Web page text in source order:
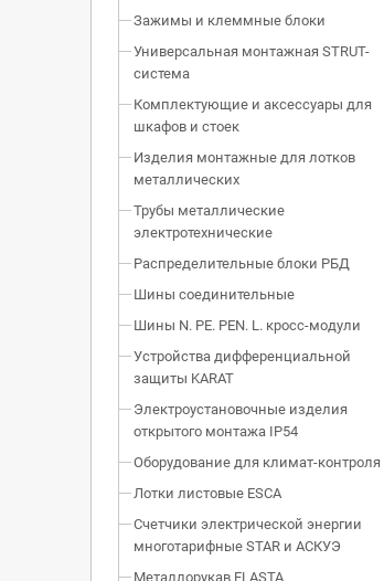
Зажимы и клеммные блоки
Универсальная монтажная STRUT-
система
Комплектующие и аксессуары для
шкафов и стоек
Изделия монтажные для лотков
металлических
Трубы металлические
электротехнические
Распределительные блоки РБД
Шины соединительные
Шины N. PE. PEN. L. кросс-модули
Устройства дифференциальной
защиты KARAT
Электроустановочные изделия
открытого монтажа IP54
Оборудование для климат-контроля
Лотки листовые ESCA
Счетчики электрической энергии
многотарифные STAR и АСКУЭ
Металлорукав ELASTA